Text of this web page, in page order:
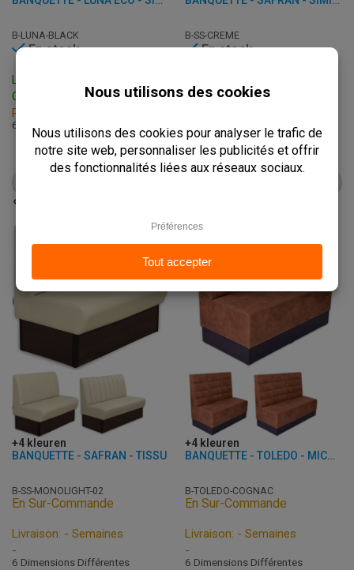
B-LUNA-BLACK
En stock
Livraison: 3 - 7 Jours
Ouvrables
Retrait sous 2h
6 Dimensions Différentes
à.p.d.€ 309,50€247,50
B-SS-CREME
En stock
Ouvrables
6 Dimensions Différentes
à.p.d.€349,50€279,50
+4 kleuren
BANQUETTE - SAFRAN - TISSU
B-SS-MONOLIGHT-02
En Sur-Commande
Livraison: - Semaines
-
6 Dimensions Différentes
+4 kleuren
BANQUETTE - TOLEDO - MICROFIBRE
B-TOLEDO-COGNAC
En Sur-Commande
Livraison: - Semaines
-
6 Dimensions Différentes